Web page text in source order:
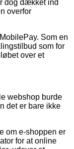
dog dækket ind
overfor
Som en
som for
over et
webshop burde
det er bare ikke
om e-shoppen er
for at online